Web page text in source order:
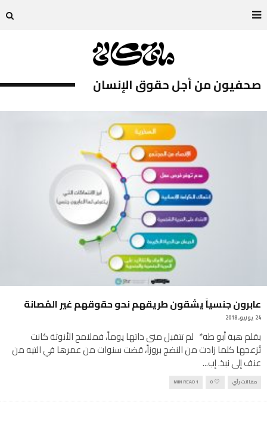
صحفيون من أجل حقوق الإنسان
عابرون جنسياً يشقون طريقهم نحو حقوقهم غير المُصانة
24 يونيو, 2018
بقلم هبة أبو طه* لم تتقبل منى ذاتها يوماً، فملامح الأنوثة كانت
تُزعجها كلما زادت من النضج بروزاً، قضت سنوات من عمرها في التيه من
عنف إلى نبذ. إب...
مقالات رأي 0
1 MIN READ